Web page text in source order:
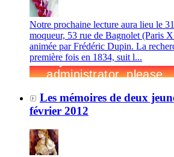
Notre prochaine lecture aura lieu le
moqueur, 53 rue de Bagnolet (Paris
animée par Frédéric Dupin. La
première fois en 1834, suit l...
Les mémoires de deux
février 2012